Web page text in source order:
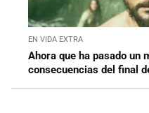
EN VIDA EXTRA
Ahora que ha pasado un
consecuencias del final